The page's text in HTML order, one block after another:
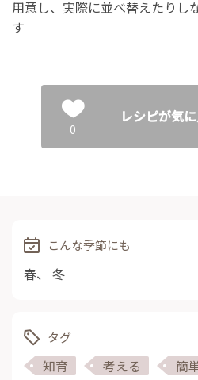
用意し、実際に並べ替えたりし
す
0
レシピが気
こんな季節にも
春、 冬
タグ
知育 考える 簡